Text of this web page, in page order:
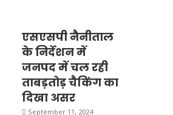
एसएसपी नैनीताल
के निर्देशन में
जनपद में चल रही
ताबड़तोड़ चैकिंग का
दिखा असर
September 11, 2024